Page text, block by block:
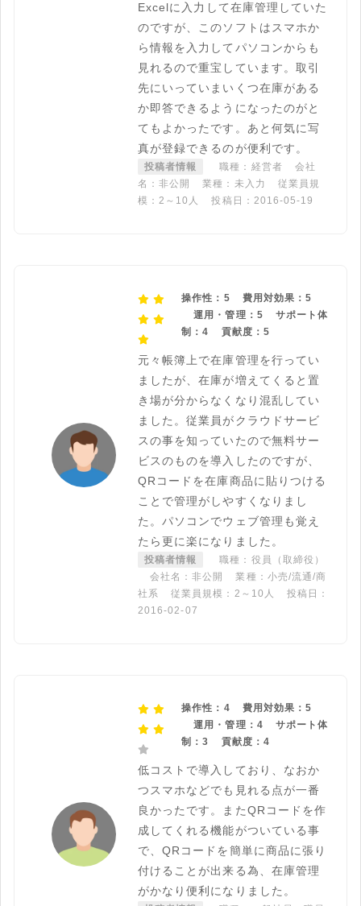
Excelに入力して在庫管理していた
のですが、このソフトはスマホか
ら情報を入力してパソコンからも
見れるので重宝しています。取引
先にいっていまいくつ在庫がある
か即答できるようになったのがと
てもよかったです。あと何気に写
真が登録できるのが便利です。
投稿者情報 職種：経営者
会社
名：非公開
業種：未入力
従業員規
模：2～10人
投稿日：2016-05-19
操作性：5
費用対効果：5
運用・管理：5
サポート体
制：4
貢献度：5
元々帳簿上で在庫管理を行ってい
ましたが、在庫が増えてくると置
き場が分からなくなり混乱してい
ました。従業員がクラウドサービ
スの事を知っていたので無料サー
ビスのものを導入したのですが、
QRコードを在庫商品に貼りつける
ことで管理がしやすくなりまし
た。パソコンでウェブ管理も覚え
たら更に楽になりました。
投稿者情報
職種：役員（取締役）
会社名：非公開
業種：小売/流通/商
社系
従業員規模：2～10人
投稿日：
2016-02-07
操作性：4
費用対効果：5
運用・管理：4
サポート体
制：3
貢献度：4
低コストで導入しており、なおか
つスマホなどでも見れる点が一番
良かったです。またQRコードを作
成してくれる機能がついている事
で、QRコードを簡単に商品に張り
付けることが出来る為、在庫管理
がかなり便利になりました。